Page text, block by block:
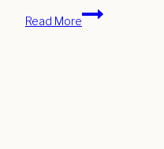
Read More
Prečo
ručne